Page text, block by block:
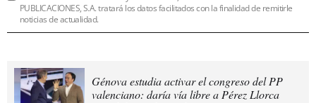
PUBLICACIONES, S.A. tratará los datos facilitados con la finalidad de remitirle
noticias de actualidad.
Génova estudia activar el congreso del PP
valenciano: daría vía libre a Pérez Llorca